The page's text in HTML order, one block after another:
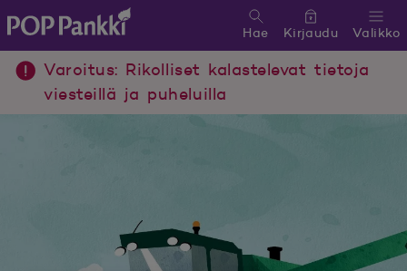
POP Pankki, etusivulle
Valikko
Hae Kirjaudu
Varoitus: Rikolliset kalastelevat tietoja
viesteillä ja puheluilla